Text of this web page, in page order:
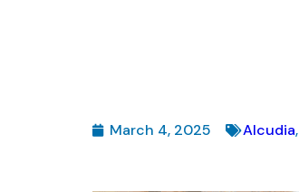
March 4, 2025 Alcudia,